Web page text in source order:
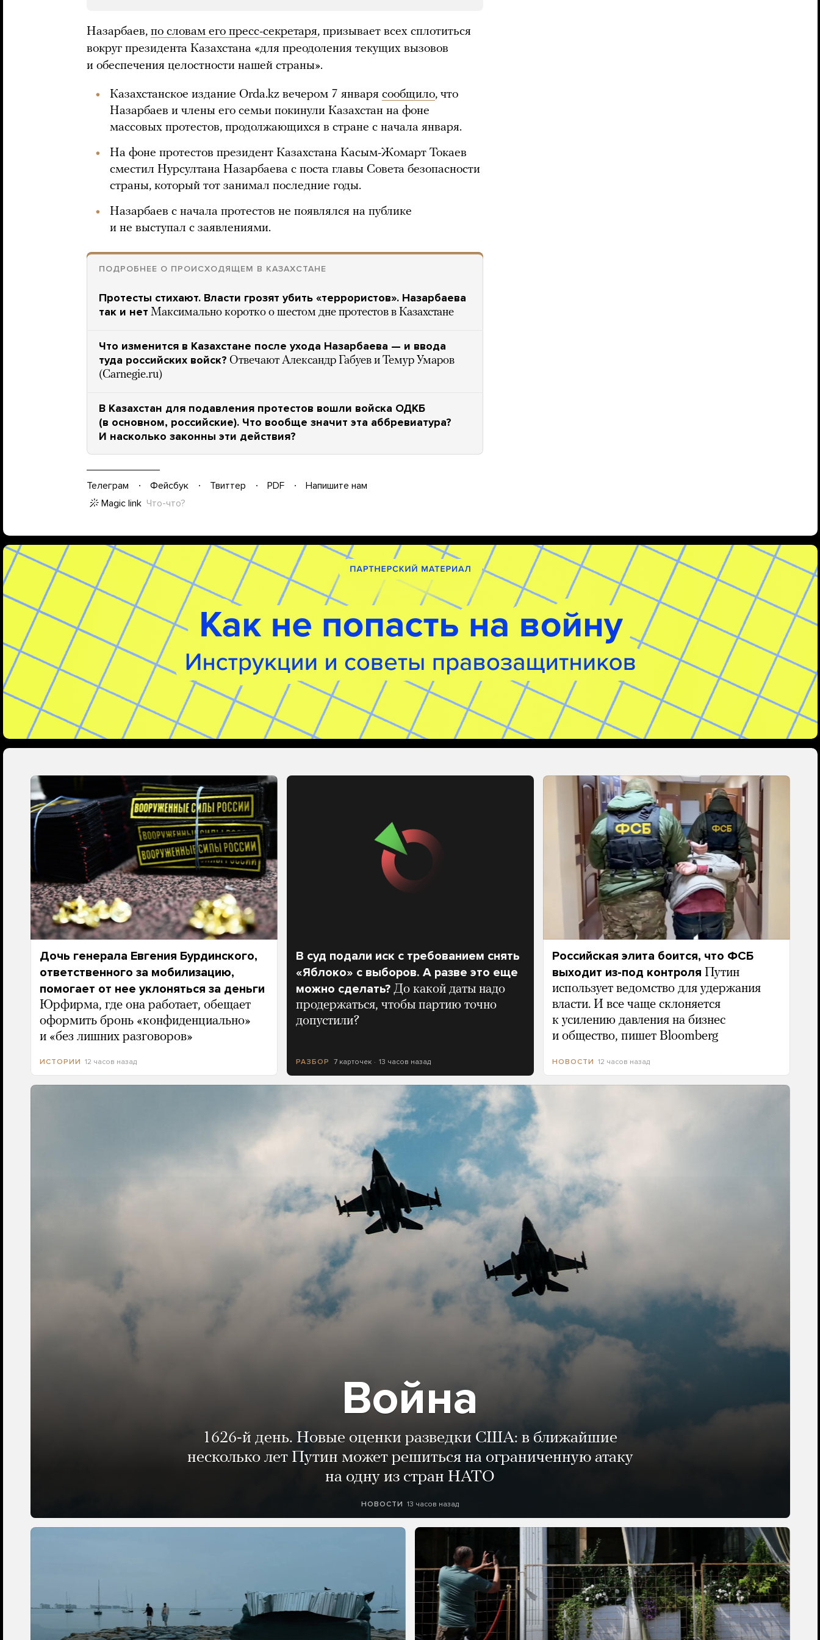
Назарбаев, по словам его пресс-секретаря, призывает всех сплотиться
вокруг президента Казахстана «для преодоления текущих вызовов
и обеспечения целостности нашей страны».
Казахстанское издание Orda.kz вечером 7 января сообщило, что
Назарбаев и члены его семьи покинули Казахстан на фоне
массовых протестов, продолжающихся в стране с начала января.
На фоне протестов президент Казахстана Касым-Жомарт Токаев
сместил Нурсултана Назарбаева с поста главы Совета безопасности
страны, который тот занимал последние годы.
Назарбаев с начала протестов не появлялся на публике
и не выступал с заявлениями.
ПОДРОБНЕЕ О ПРОИСХОДЯЩЕМ В КАЗАХСТАНЕ
Протесты стихают. Власти грозят убить «террористов». Назарбаева
так и нет Максимально коротко о шестом дне протестов в Казахстане
Что изменится в Казахстане после ухода Назарбаева — и ввода
туда российских войск? Отвечают Александр Габуев и Темур Умаров
(Carnegie.ru)
В Казахстан для подавления протестов вошли войска ОДКБ
(в основном, российские). Что вообще значит эта аббревиатура?
И насколько законны эти действия?
Телеграм Фейсбук Твиттер PDF
Напишите нам
Magic link Что-что?
Дочь генерала Евгения Бурдинского,
ответственного за мобилизацию,
помогает от нее уклоняться за деньги
Юрфирма, где она работает, обещает
оформить бронь «конфиденциально»
и «без лишних разговоров»
ИСТОРИИ 12 часов назад
В суд подали иск с требованием снять
«Яблоко» с выборов. А разве это еще
можно сделать? До какой даты надо
продержаться, чтобы партию точно
допустили?
РАЗБОР 7 карточек 13 часов назад
Российская элита боится, что ФСБ
выходит из-под контроля Путин
использует ведомство для удержания
власти. И все чаще склоняется
к усилению давления на бизнес
и общество, пишет Bloomberg
НОВОСТИ 12 часов назад
Война
1626-й день. Новые оценки разведки США: в ближайшие
несколько лет Путин может решиться на ограниченную атаку
на одну из стран НАТО
НОВОСТИ 13 часов назад